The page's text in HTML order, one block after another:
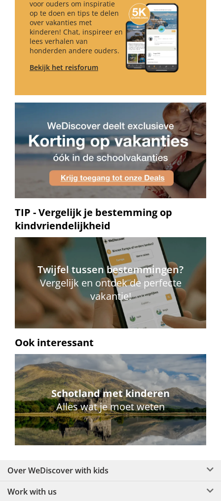
voor ouders om inspiratie
op te doen en tips te delen
over vakanties met
kinderen! Chat, inspireer en
lees verhalen van
honderden andere ouders.
Bekijk het reisforum
TIP - Vergelijk je bestemming op
kindvriendelijkheid
Twijfel tussen bestemmingen?
Vergelijk en ontdek de perfecte
vakantie!
Ook interessant
Schotland met kinderen
Alles wat je moet weten
Over WeDiscover with kids
Work with us